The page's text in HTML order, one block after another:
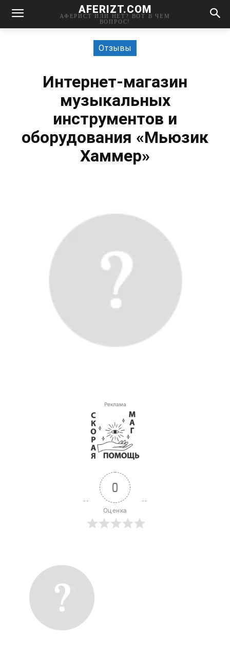
AFERIZT.COM
АФЕРИСТ ИЛИ НЕТ? ВОТ В ЧЕМ
ВОПРОС!
Отзывы
Интернет-магазин
музыкальных
инструментов и
оборудования «Мьюзик
Хаммер»
Реклама
0
Оценка